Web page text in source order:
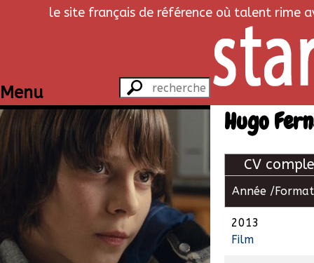
le site français de référence où talent rime
Menu
Hugo
CV
Année / Format
2013
Film